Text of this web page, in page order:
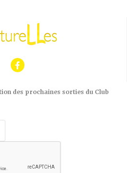
des prochaines sorties du Club